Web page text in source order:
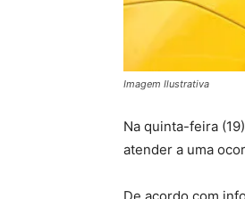
Imagem Ilustrativa
Na quinta-feira
atender a uma